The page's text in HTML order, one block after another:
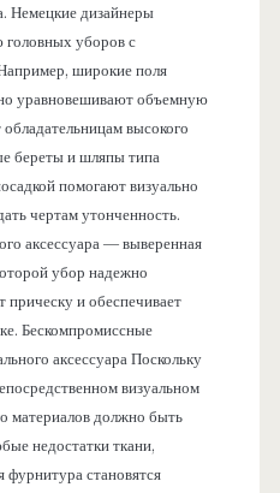
Немецкие дизайнеры
головных уборов с
широкие поля
уравновешивают объемную
высокого
береты и шляпы типа
помогают визуально
чертам утонченность.
аксессуара — выверенная
убор надежно
прическу и обеспечивает
Бескомпромиссные
аксессуара Поскольку
визуальном
материалов должно быть
недостатки ткани,
фурнитура становятся